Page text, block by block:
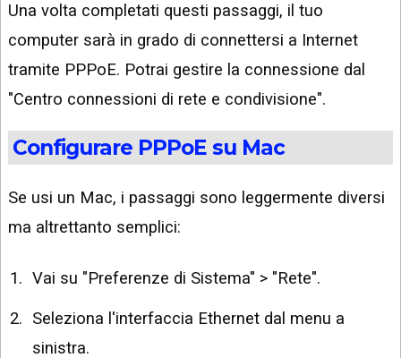
Una volta completati questi passaggi, il tuo
computer sarà in grado di connettersi a Internet
tramite PPPoE. Potrai gestire la connessione dal
"Centro connessioni di rete e condivisione".
Configurare PPPoE su Mac
Se usi un Mac, i passaggi sono leggermente diversi
ma altrettanto semplici:
Vai su "Preferenze di Sistema" > "Rete".
Seleziona l'interfaccia Ethernet dal menu a
sinistra.